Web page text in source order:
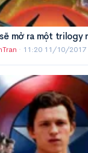
mở ra một trilogy
· 11:20 11/10/2017